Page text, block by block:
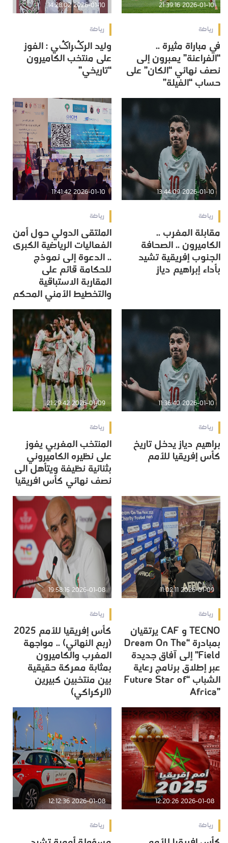
2026-01-10 21:39:16
رياضة
في مباراة مثيرة ..
“الفراعنة” يعبرون إلى
نصف نهائي “الكان” على
حساب “الفيلة”
2026-01-10 14:28:02
رياضة
وليد الرݣراݣي : الفوز
على منتخب الكاميرون
“تاريخي”
2026-01-10 13:44:09
رياضة
مقابلة المغرب ..
الكاميرون .. الصحافة
الجنوب إفريقية تشيد
بأداء إبراهيم دياز
2026-01-10 11:41:42
رياضة
الملتقى الدولي حول أمن
الفعاليات الرياضية الكبرى
.. الدعوة إلى نموذج
للحكامة قائم على
المقاربة الاستباقية
والتخطيط الأمني المحكم
2026-01-10 11:36:40
رياضة
براهيم دياز يدخل تاريخ
كأس إفريقيا للأمم
2026-01-09 21:29:42
رياضة
المنتخب المغربي يفوز
على نظيره الكاميروني
بثنائية نظيفة ويتأهل الى
نصف نهائي كأس افريقيا
2026-01-09 11:02:11
رياضة
TECNO و CAF يرتقيان
بمبادرة “Dream On The
Field” إلى آفاق جديدة
عبر إطلاق برنامج رعاية
الشباب “Future Star of
Africa”‎
2026-01-08 19:58:15
رياضة
كأس إفريقيا للأمم 2025
(ربع النهائي) .. مواجهة
المغرب والكاميرون
بمثابة معركة حقيقية
بين منتخبين كبيرين
(الركراكي)
2026-01-08 12:20:26
رياضة
2026-01-08 12:12:36
رياضة